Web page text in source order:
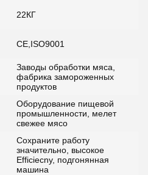
22КГ
CE,ISO9001
Заводы обработки мяса,
фабрика замороженных
продуктов
Оборудование пищевой
промышленности, мелет
свежее мясо
Сохраните работу
значительно, высокое
Efficiecny, подгонянная
машина